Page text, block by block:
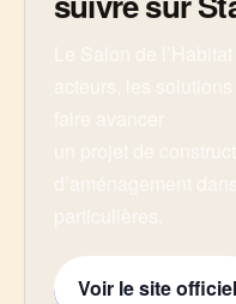
Voir le site officiel